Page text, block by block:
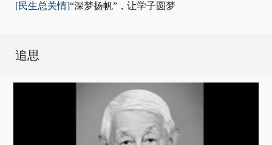
[民生总关情]“深梦扬帆”，让学子圆梦
追思